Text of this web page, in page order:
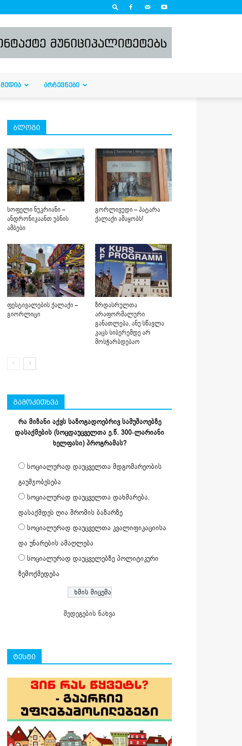
ᲛᲔᲓᲘᲐ ᲐᲠᲩᲔᲕᲜᲔᲑᲘ
ბლოგი
სოფელი ნუკრიანი –
ანდრონიკაანთ უბნის
ამბები
გორლივუდი – პატარა
ქალაქი ამაყობს!
ფესტივალების ქალაქი –
გიორლიცი
ზრდასრულთა
არაფორმალური
განათლება, ანუ სწავლა
კაცს სიბერემდე არ
მოსჭარბდებაო
გამოკითხვა
რა მიზანი აქვს საზოგადოებრივ სამუშაოებზე
დასაქმების (სოცდაუცველთა ე.წ. 300-ლარიანი
ხელფასი) პროგრამას?
სოციალურად დაუცველთა მდგომარეობის
გაუმჯობესება
სოციალურად დაუცველთა დახმარება,
დასაქმდეს ღია შრომის ბაზარზე
სოციალურად დაუცველთა კვალიფიკაციისა
და უნარების ამაღლება
სოციალურად დაუცველებზე პოლიტიკური
ზემოქმედება
შედეგების ნახვა
ტესტი